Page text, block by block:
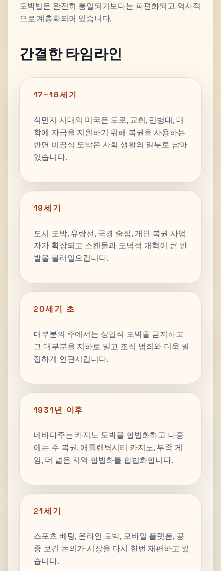
도박법은 완전히 통일되기보다는 파편화되고 역사적
으로 계층화되어 있습니다.
간결한 타임라인
17~18세기
식민지 시대의 미국은 도로, 교회, 민병대, 대
학에 자금을 지원하기 위해 복권을 사용하는
반면 비공식 도박은 사회 생활의 일부로 남아
있습니다.
19세기
도시 도박, 유람선, 국경 술집, 개인 복권 사업
자가 확장되고 스캔들과 도덕적 개혁이 큰 반
발을 불러일으킵니다.
20세기 초
대부분의 주에서는 상업적 도박을 금지하고
그 대부분을 지하로 밀고 조직 범죄와 더욱 밀
접하게 연관시킵니다.
1931년 이후
네바다주는 카지노 도박을 합법화하고 나중
에는 주 복권, 애틀랜틱시티 카지노, 부족 게
임, 더 넓은 지역 합법화를 합법화합니다.
21세기
스포츠 베팅, 온라인 도박, 모바일 플랫폼, 공
중 보건 논의가 시장을 다시 한번 재편하고 있
습니다.